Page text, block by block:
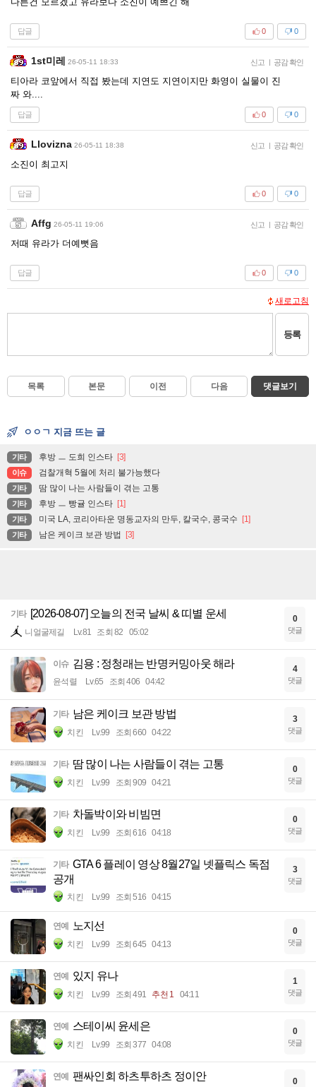
답글 0
0
1st미레 26-05-11 18:33 신고 | 공감 확인
티아라 코앞에서 직접 봤는데 지연도 지연이지만 화영이 실물이 진
짜 와....
답글 0
0
Llovizna 26-05-11 18:38 신고 | 공감 확인
소진이 최고지
답글 0
0
Affg 26-05-11 19:06 신고 | 공감 확인
저때 유라가 더예뻣음
답글 0
0
새로고침
등록
목록 본문 이전 다음 댓글보기
ㅇㅇㄱ 지금 뜨는 글
기타 후방 ㅡ 도희 인스타 [3]
이슈 검찰개혁 5월에 처리 불가능했다
기타 땀 많이 나는 사람들이 겪는 고통
기타 후방 ㅡ 빵귤 인스타 [1]
기타 미국 LA, 코리아타운 명동교자의 만두, 칼국수, 콩국수 [1]
기타 남은 케이크 보관 방법 [3]
기타 [2026-08-07] 오늘의 전국 날씨 & 띠별 운세
니얼굴제길 Lv.81 조회 82 05:02
0
댓글
이슈 김용 : 정청래는 반명커밍아웃 해라
윤석렬 Lv.65 조회 406 04:42
4
댓글
기타 남은 케이크 보관 방법
치킨 Lv.99 조회 660 04:22
3
댓글
기타 땀 많이 나는 사람들이 겪는 고통
치킨 Lv.99 조회 909 04:21
0
댓글
기타 차돌박이와 비빔면
치킨 Lv.99 조회 616 04:18
0
댓글
기타 GTA 6 플레이 영상 8월27일 넷플릭스 독점
공개
치킨 Lv.99 조회 516 04:15
3
댓글
연예 노지선
치킨 Lv.99 조회 645 04:13
0
댓글
연예 있지 유나
치킨 Lv.99 조회 491 추천 1 04:11
1
댓글
연예 스테이씨 윤세은
치킨 Lv.99 조회 377 04:08
0
댓글
연예 팬싸인회 하츠투하츠 정이안 0